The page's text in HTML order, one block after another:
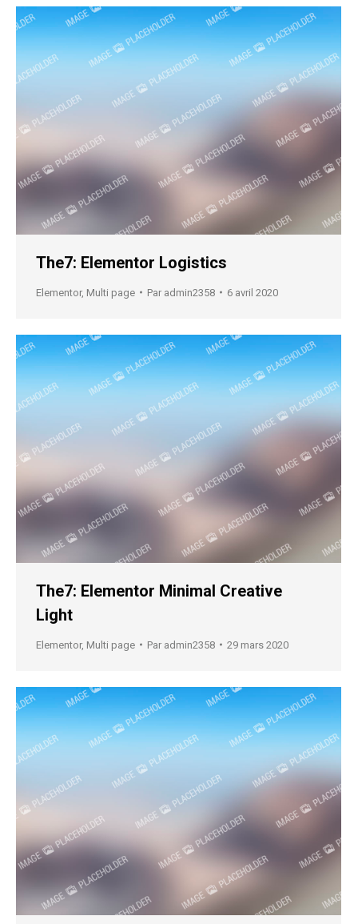
The7: Elementor Logistics
Elementor, Multi page Par admin2358 6 avril 2020
The7: Elementor Minimal Creative
Light
Elementor, Multi page Par admin2358 29 mars 2020